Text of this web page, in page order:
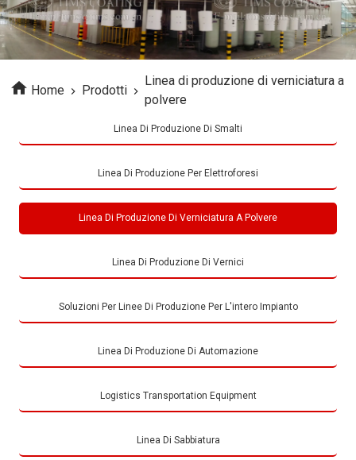
Home Prodotti
Linea di produzione di verniciatura a
polvere
Linea Di Produzione Di Smalti
Linea Di Produzione Per Elettroforesi
Linea Di Produzione Di Verniciatura A Polvere
Linea Di Produzione Di Vernici
Soluzioni Per Linee Di Produzione Per L'intero Impianto
Linea Di Produzione Di Automazione
Logistics Transportation Equipment
Linea Di Sabbiatura